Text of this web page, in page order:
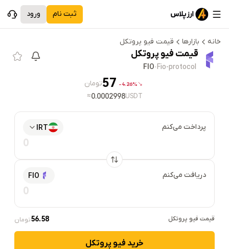
ثبت نام ورود
خانه بازارها قیمت فیو پروتکل
قیمت فیو پروتکل
Fio-protocol
·
FIO
4.26%-
57تومان
USDT
0.0002998
≈
پرداخت می‌کنم IRT
دریافت می‌کنم FIO
قیمت فیو پروتکل 56.58تومان
خرید فیو پروتکل